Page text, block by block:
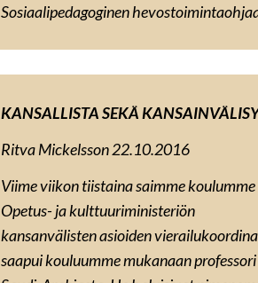
Sosiaalipedagoginen
KANSALLISTA SEKÄ
Ritva Mickelsson 22.10.2016
Viime viikon tiistaina saimme
Opetus- ja kulttuuriministeriön
kansanvälisten asioiden
saapui kouluumme mukanaan